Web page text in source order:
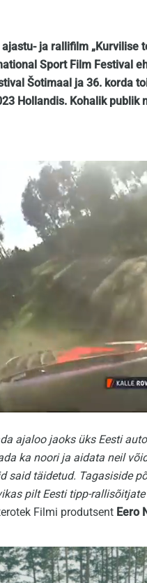
ja rallifilm „Kurvilise
Sport Film Festival
Šotimaal ja 36. korda
Hollandis. Kohalik publik
ajaloo jaoks üks Eesti
ka noori ja aidata neil
said täidetud. Tagasiside
pilt Eesti tipp-
Filmi produtsent Eero